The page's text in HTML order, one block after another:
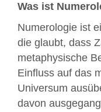
Was ist
Numerologie ist
die glaubt, dass
metaphysische
Einfluss auf das
Universum
davon